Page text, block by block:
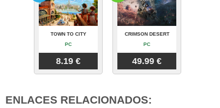
TOWN TO CITY
PC
8.19 €
CRIMSON DESERT
PC
49.99 €
ENLACES RELACIONADOS: